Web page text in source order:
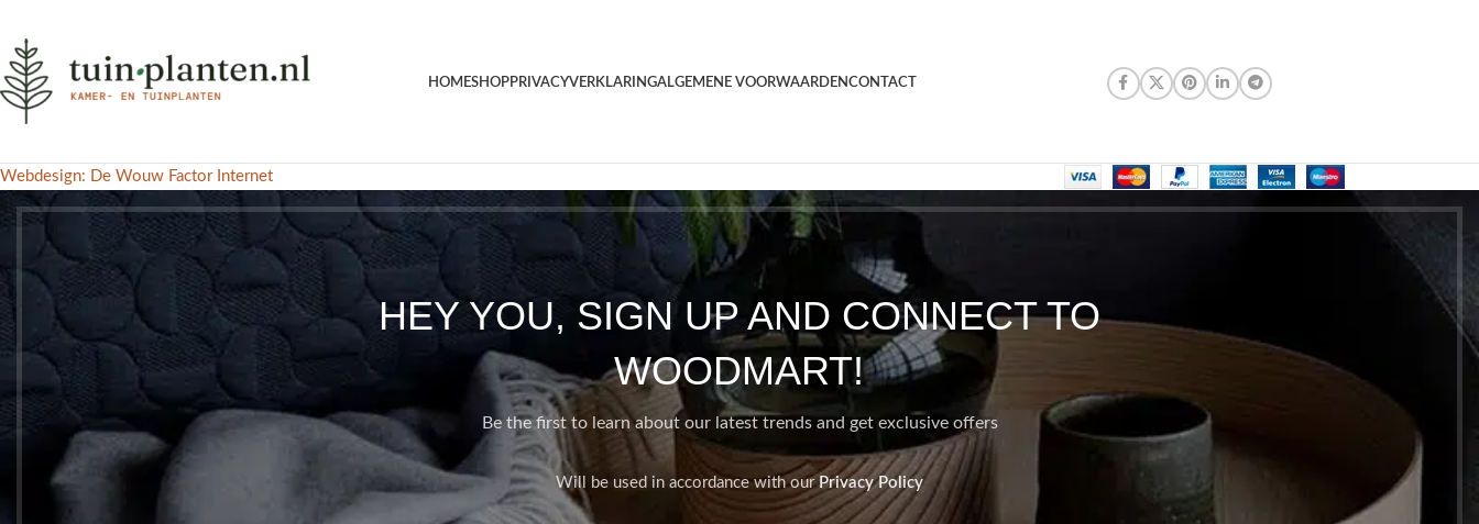
HOMESHOPPRIVACYVERKLARINGALGEMENE VOORWAARDENCONTACT
Webdesign: De Wouw Factor Internet
HEY YOU, SIGN UP AND CONNECT TO
WOODMART!
Be the first to learn about our latest trends and get exclusive offers
Will be used in accordance with ourPrivacy Policy